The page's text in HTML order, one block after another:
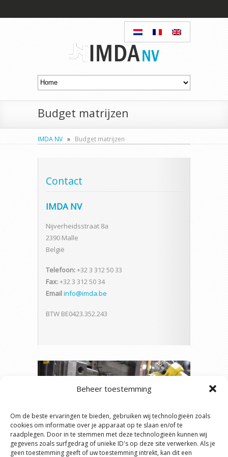
Beheer toestemming
Om de beste ervaringen te bieden, gebruiken wij technologieën zoals
cookies om informatie over je apparaat op te slaan en/of te
raadplegen. Door in te stemmen met deze technologieën kunnen wij
gegevens zoals surfgedrag of unieke ID's op deze site verwerken. Als je
geen toestemming geeft of uw toestemming intrekt, kan dit een
Budget matrijzen
IMDA NV » Budget matrijzen
Contact
IMDA NV
Nijverheidsstraat 8a
2390 Malle
België
Telefoon:+32 3 312 50 33
Fax:+32 3 312 50 34
Emailinfo@imda.be
BTW BE0423.352.243